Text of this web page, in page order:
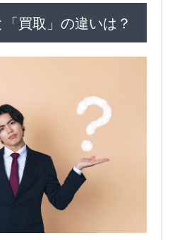
で売却が完了できる
数料がかからない
の手間がかからない
適合責任の免除
ト
価格が安くなってしまう
買取」の違いは？